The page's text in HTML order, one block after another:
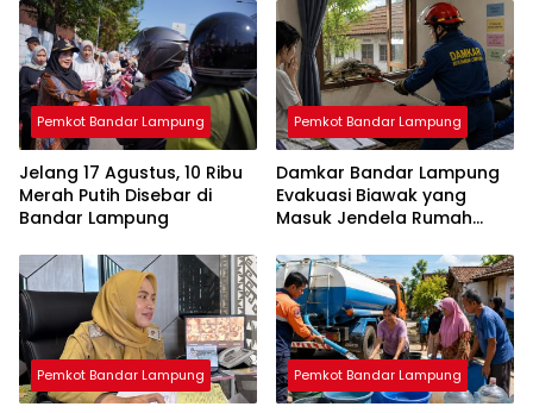
Pemkot Bandar Lampung
Jelang 17 Agustus, 10 Ribu
Merah Putih Disebar di
Bandar Lampung
Pemkot Bandar Lampung
Damkar Bandar Lampung
Evakuasi Biawak yang
Masuk Jendela Rumah
Pemkot Bandar Lampung Pemkot Bandar Lampung